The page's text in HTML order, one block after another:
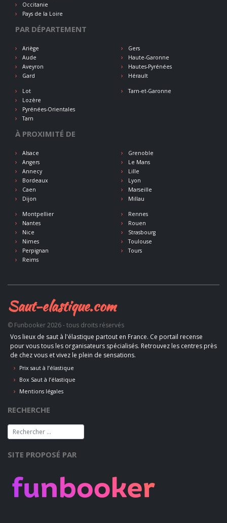
Occitanie
Pays de la Loire
PAR DÉPARTEMENT
Ariège
Aude
Aveyron
Gard
Gers
Haute-Garonne
Hautes-Pyrénées
Hérault
Lot
Lozère
Pyrénées-Orientales
Tarn
Tarn-et-Garonne
À PROXIMITÉ DE
Alsace
Angers
Annecy
Bordeaux
Caen
Dijon
Grenoble
Le Mans
Lille
Lyon
Marseille
Millau
Montpellier
Nantes
Nice
Nimes
Perpignan
Reims
Rennes
Rouen
Strasbourg
Toulouse
Tours
Saut-elastique.com
© Funbooker 2026 - tous droits réservés
Vos lieux de saut à l'élastique partout en France. Ce portail recense
pour vous tous les organisateurs spécialisés. Retrouvez les centres près
de chez vous et vivez le plein de sensations.
Prix saut à l’élastique
Box Saut à l’élastique
Mentions légales
RECHERCHE
SITE PROPOSÉ PAR